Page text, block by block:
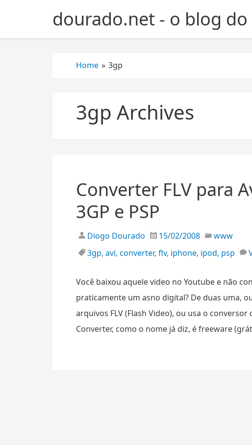
dourado.net - o blog do
Home » 3gp
3gp Archives
Converter FLV para
3GP e PSP
Diogo Dourado 15/02/2008
www
3gp, avi, converter, flv, iphone, ipod, psp
Você baixou aquele video no Youtube e não
praticamente um asno digital? De duas uma,
arquivos FLV (Flash Video), ou usa o
Converter, como o nome já diz, é freeware